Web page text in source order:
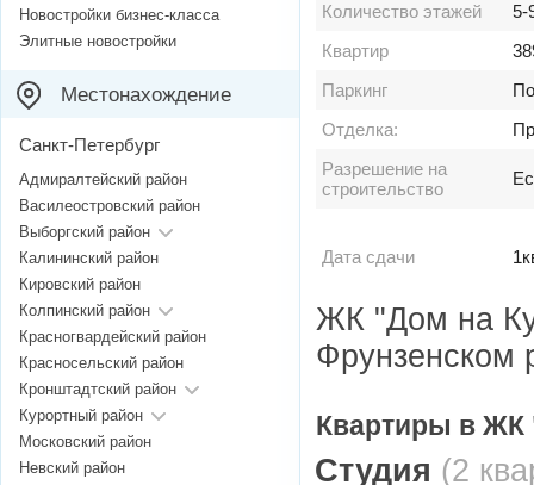
Количество этажей
5-
Квартир
Паркинг
Отделка:
Разрешение на
строительство
Дата сдачи
ЖК "Дом на
Фрунзенском
Квартиры в ЖК
Студия (2
Новостройки бизнес-класса
Элитные новостройки
Местонахождение
Санкт-Петербург
Адмиралтейский район
Василеостровский район
Выборгский район
Калининский район
Кировский район
Колпинский район
Красногвардейский район
Красносельский район
Кронштадтский район
Курортный район
Московский район
Невский район